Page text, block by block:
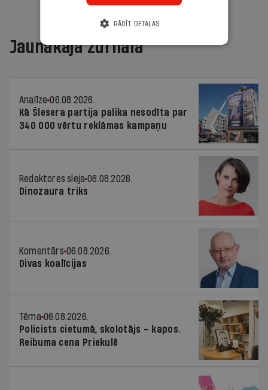
Jaunākajā žurnālā
Analīze 06.08.2026.
Kā Šlesera partija palika nesodīta par
340 000 vērtu reklāmas kampaņu
Redaktores sleja 06.08.2026.
Dinozaura triks
Komentārs 06.08.2026.
Divas koalīcijas
Tēma 06.08.2026.
Policists cietumā, skolotājs – kapos.
Reibuma cena Priekulē
RĀDĪT DETAĻAS